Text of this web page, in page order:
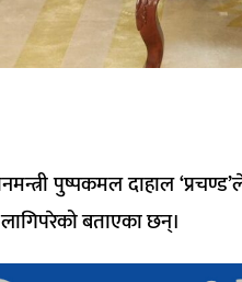
पुष्पकमलदाहाल
लागिपरेको बताएका छन्।